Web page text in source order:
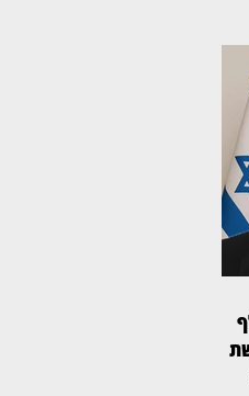
אלף